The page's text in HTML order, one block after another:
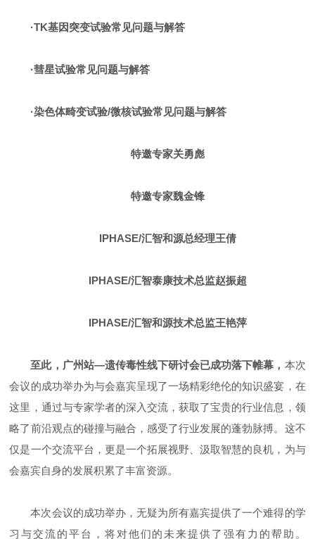
·TK基因突变试验常见问题与解答
·彗星试验常见问题与解答
·染色体畸变试验/微核试验常见问题与解答
特邀专家关勇彪
特邀专家魏金锋
IPHASE/汇智和源总经理王倩
IPHASE/汇智泰康技术总监赵振超
IPHASE/汇智和源技术总监王艳萍
至此，广州站—遗传毒性线下研讨会已成功落下帷幕， 本次
会议的成功举办为与会嘉宾呈现了一场精彩绝伦的知识盛宴，在
这里，通过与专家学者的深入交流，获取了宝贵的行业信息，领
略了前沿观点的碰撞与融合，感受了行业发展的蓬勃脉搏。这不
仅是一个交流平台，更是一个拓展视野、汲取智慧的良机，为与
会嘉宾自身的发展积累了丰富资源。
本次会议的成功举办，无疑为所有嘉宾提供了一个难得的学
习与交流的平台，将对他们的未来提供了强有力的帮助。